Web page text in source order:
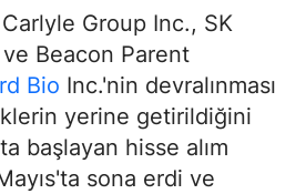
Carlyle Group Inc., SK
Beacon Parent
Bio Inc.'nin devralınması
yerine getirildiğini
başlayan hisse alım
sona erdi ve